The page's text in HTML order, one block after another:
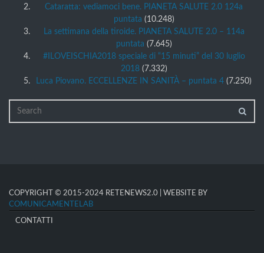
Cataratta: vediamoci bene. PIANETA SALUTE 2.0 124a
puntata (10.248)
La settimana della tiroide. PIANETA SALUTE 2.0 – 114a
puntata (7.645)
#ILOVEISCHIA2018 speciale di “15 minuti” del 30 luglio
2018 (7.332)
Luca Piovano. ECCELLENZE IN SANITÀ – puntata 4 (7.250)
COPYRIGHT © 2015-2024 RETENEWS2.0 | WEBSITE BY
COMUNICAMENTELAB
CONTATTI